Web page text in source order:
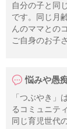
自分の子と同
です。同じ月
んのママとの
ご自身のお子
悩みや愚
「つぶやき」
るコミュニテ
同じ育児世代